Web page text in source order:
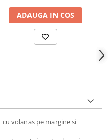
ADAUGA IN COS
volanas pe margine si